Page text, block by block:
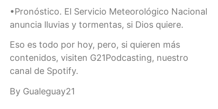
•Pronóstico. El Servicio Meteorológico Nacional
anuncia lluvias y tormentas, si Dios quiere.
Eso es todo por hoy, pero, si quieren más
contenidos, visiten G21Podcasting, nuestro
canal de Spotify.
By Gualeguay21